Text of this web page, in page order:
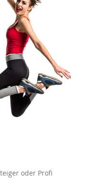
oder Profi